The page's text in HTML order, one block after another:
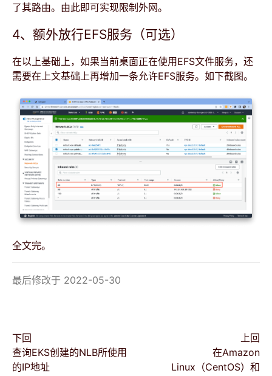
了其路由。由此即可实现限制外网。
4、额外放行EFS服务（可选）
在以上基础上，如果当前桌面正在使用EFS文件服务，还
需要在上文基础上再增加一条允许EFS服务。如下截图。
全文完。
最后修改于 2022-05-30
下回
查询EKS创建的NLB所使用
的IP地址
上回
在Amazon
Linux（CentOS）和